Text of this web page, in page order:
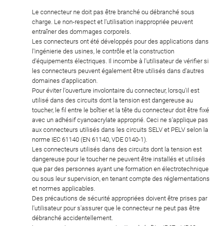
Le connecteur ne doit pas être branché ou débranché sous
charge. Le non-respect et l'utilisation inappropriée peuvent
entraîner des dommages corporels.
Les connecteurs ont été développés pour des applications dans
l'ingénierie des usines, le contrôle et la construction
d'équipements électriques. Il incombe à l'utilisateur de vérifier si
les connecteurs peuvent également être utilisés dans d'autres
domaines d'application.
Pour éviter l'ouverture involontaire du connecteur, lorsqu'il est
utilisé dans des circuits dont la tension est dangereuse au
toucher, le fil entre le boîtier et la tête du connecteur doit être fixé
avec un adhésif cyanoacrylate approprié. Ceci ne s'applique pas
aux connecteurs utilisés dans les circuits SELV et PELV selon la
norme IEC 61140 (EN 61140, VDE 0140-1).
Les connecteurs utilisés dans des circuits dont la tension est
dangereuse pour le toucher ne peuvent être installés et utilisés
que par des personnes ayant une formation en électrotechnique
ou sous leur supervision, en tenant compte des réglementations
et normes applicables.
Des précautions de sécurité appropriées doivent être prises par
l'utilisateur pour s'assurer que le connecteur ne peut pas être
débranché accidentellement.